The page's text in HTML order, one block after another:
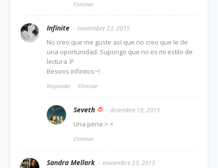
Eliminar
Infinite noviembre 23, 2015
No creo que me guste así que no creo que le de
una oportunidad. Supongo que no es mi estilo de
lectura :P
Besoos infinitos~!
Responder Eliminar
Seveth diciembre 19, 2015
Una pena >.<
Eliminar
Sandra Mellark noviembre 23, 2015